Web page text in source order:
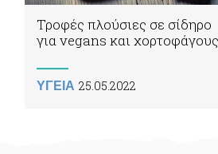
Τροφές πλούσιες σε σίδηρο
για vegans και χορτοφάγους
ΥΓΕΙΑ 25.05.2022